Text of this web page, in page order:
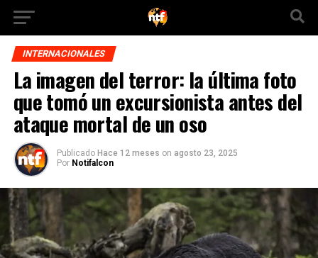
INTERNACIONALES
La imagen del terror: la última foto
que tomó un excursionista antes del
ataque mortal de un oso
Publicado Hace 12 meses on agosto 23, 2025
Por Notifalcon